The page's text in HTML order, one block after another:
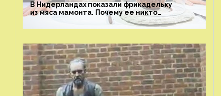
В Нидерландах показали фрикадельку
из мяса мамонта. Почему ее никто